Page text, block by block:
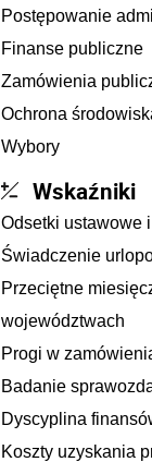
Postępowanie
Finanse publiczne
Zamówienia
Ochrona
Wybory
Wskaźniki
Odsetki ustawowe
Świadczenie
Przeciętne
województwach
Progi w
Badanie
Dyscyplina
Koszty uzyskania